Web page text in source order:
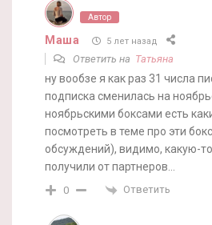
Автор
Маша 5 лет назад
Ответить на Татьяна
ну вообзе я как раз 31 числа
подписка сменилась на
ноябрьскими боксами есть
посмотреть в теме про эти
обсуждений), видимо, какую-
получили от партнеров…
0 Ответить